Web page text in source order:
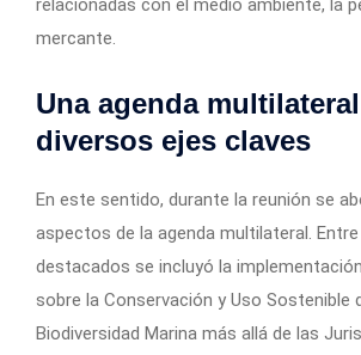
relacionadas con el medio ambiente, la
mercante.
Una agenda
diversos ejes claves
En este sentido, durante la reunión se
aspectos de la agenda multilateral.
destacados se incluyó la
sobre la Conservación y Uso Sostenible
Biodiversidad Marina más allá de las